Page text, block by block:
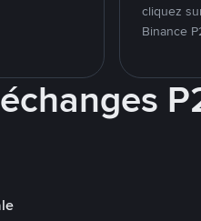
cliquez
Binance